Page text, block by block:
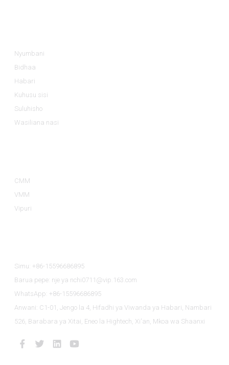
Nyumbani
Bidhaa
Habari
Kuhusu sisi
Suluhisho
Wasiliana nasi
CMM
VMM
Vipuri
Simu: +86-15596686895
Barua pepe: nje ya nchi0711@vip.163.com
WhatsApp: +86-15596686895
Anwani: C1-01, Jengo la 4, Hifadhi ya Viwanda ya Habari, Nambari
526, Barabara ya Xitai, Eneo la Hightech, Xi'an, Mkoa wa Shaanxi